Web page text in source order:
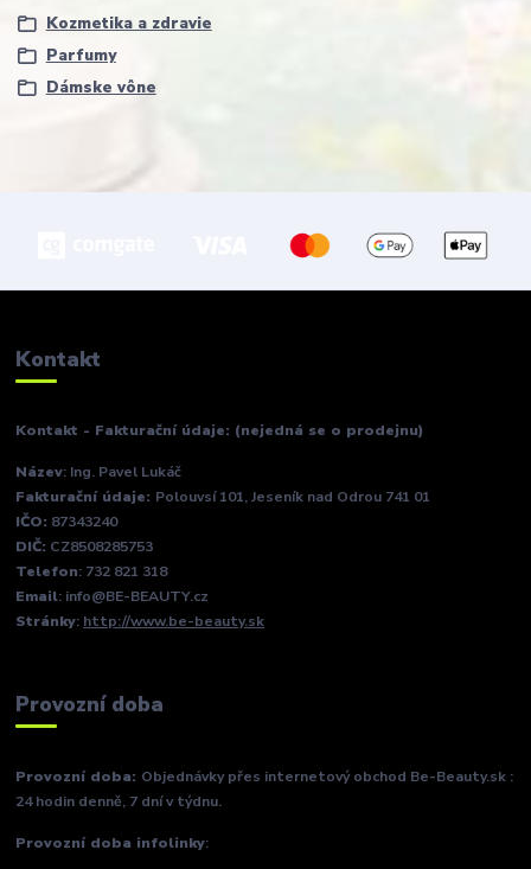
Kozmetika a zdravie
Parfumy
Dámske vône
Kontakt
Kontakt - Fakturační údaje: (nejedná se o prodejnu)
Název: Ing. Pavel Lukáč
Fakturační údaje: Polouvsí 101, Jeseník nad Odrou 741 01
IČO: 87343240
DIČ: CZ8508285753
Telefon: 732 821 318
Email: info@BE-BEAUTY.cz
Stránky: http://www.be-beauty.sk
Provozní doba
Provozní doba: Objednávky přes internetový obchod Be-Beauty.sk :
24 hodin denně, 7 dní v týdnu.
Provozní doba infolinky: